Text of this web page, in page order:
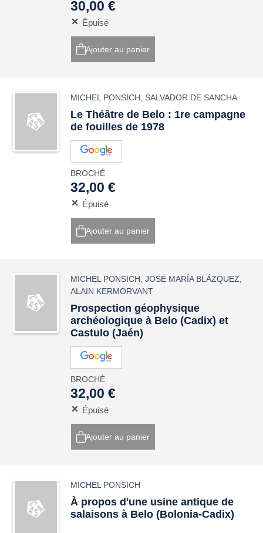
30,00 €
Épuisé
Ajouter au panier
MICHEL PONSICH SALVADOR DE SANCHA
Le Théâtre de Belo : 1re campagne
de fouilles de 1978
BROCHÉ
32,00 €
Épuisé
Ajouter au panier
MICHEL PONSICH ,JOSÉ MARÍA BLÁZQUEZ
ALAIN KERMORVANT
Prospection géophysique
archéologique à Belo (Cadix) et
Castulo (Jaén)
BROCHÉ
32,00 €
Épuisé
Ajouter au panier
MICHEL PONSICH
À propos d'une usine antique de
salaisons à Belo (Bolonia-Cadix)